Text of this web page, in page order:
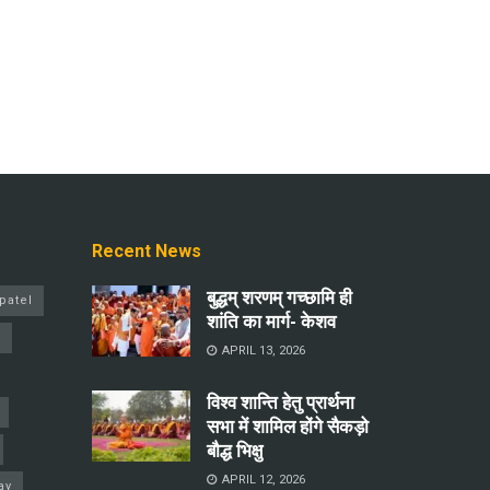
Recent News
बुद्धम् शरणम् गच्छामि ही
शांति का मार्ग- केशव
APRIL 13, 2026
विश्व शान्ति हेतु प्रार्थना
सभा में शामिल होंगे सैकड़ो
बौद्ध भिक्षु
APRIL 12, 2026